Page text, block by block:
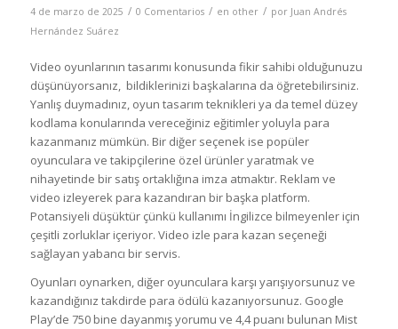
4 de marzo de 2025 / 0 Comentarios / en other / por Juan Andrés
Hernández Suárez
Video oyunlarının tasarımı konusunda fikir sahibi olduğunuzu
düşünüyorsanız, bildiklerinizi başkalarına da öğretebilirsiniz.
Yanlış duymadınız, oyun tasarım teknikleri ya da temel düzey
kodlama konularında vereceğiniz eğitimler yoluyla para
kazanmanız mümkün. Bir diğer seçenek ise popüler
oyunculara ve takipçilerine özel ürünler yaratmak ve
nihayetinde bir satış ortaklığına imza atmaktır. Reklam ve
video izleyerek para kazandıran bir başka platform.
Potansiyeli düşüktür çünkü kullanımı İngilizce bilmeyenler için
çeşitli zorluklar içeriyor. Video izle para kazan seçeneği
sağlayan yabancı bir servis.
Oyunları oynarken, diğer oyunculara karşı yarışıyorsunuz ve
kazandığınız takdirde para ödülü kazanıyorsunuz. Google
Play’de 750 bine dayanmış yorumu ve 4,4 puanı bulunan Mist